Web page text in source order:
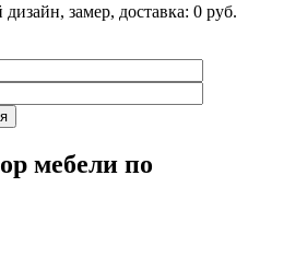
замер, доставка: 0 руб.
мебели по